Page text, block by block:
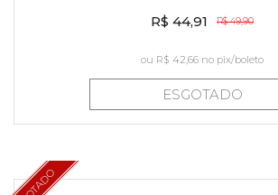
R$ 44,91 R$ 49,90
ou R$ 42,66 no pix/boleto
ESGOTADO